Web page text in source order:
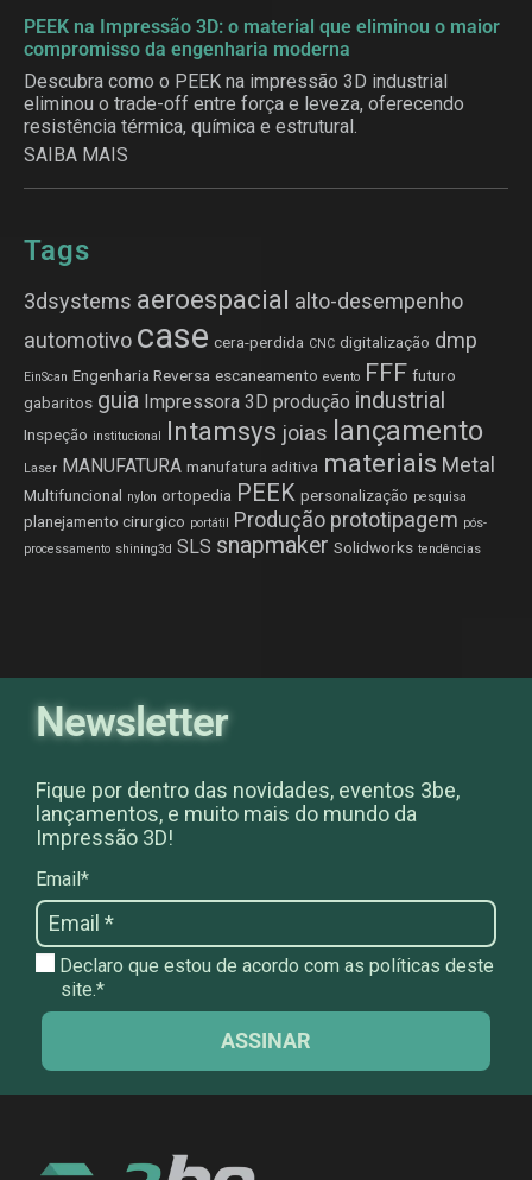
PEEK na Impressão 3D: o material que eliminou o maior
compromisso da engenharia moderna
Descubra como o PEEK na impressão 3D industrial
eliminou o trade-off entre força e leveza, oferecendo
resistência térmica, química e estrutural.
SAIBA MAIS
Tags
3dsystems aeroespacial alto-desempenho
automotivo case cera-perdida CNC digitalização dmp
EinScan Engenharia Reversa escaneamento evento FFF futuro
gabaritos guia Impressora 3D produção industrial
Inspeção institucional Intamsys joias lançamento
Laser MANUFATURA manufatura aditiva materiais Metal
Multifuncional nylon ortopedia PEEK personalização pesquisa
planejamento cirurgico portátil Produção prototipagem pós-
processamento shining3d SLS snapmaker Solidworks tendências
Newsletter
Fique por dentro das novidades, eventos 3be,
lançamentos, e muito mais do mundo da
Impressão 3D!
Email*
Declaro que estou de acordo com as políticas deste
site.*
ASSINAR